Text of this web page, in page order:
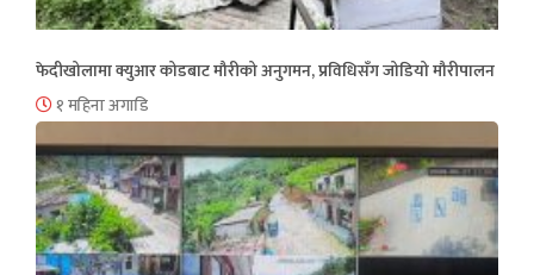
फेदीखोलामा क्युआर कोडबाट मौरीको अनुगमन, प्रविधिसँग जोडियो मौरीपालन
१ महिना अगाडि